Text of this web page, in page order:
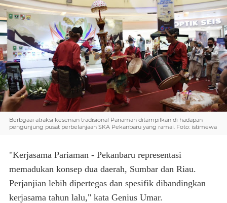
Berbgaai atraksi kesenian tradisional Pariaman ditampilkan di hadapan
pengunjung pusat perbelanjaan SKA Pekanbaru yang ramai. Foto: istimewa
"Kerjasama Pariaman - Pekanbaru representasi
memadukan konsep dua daerah, Sumbar dan Riau.
Perjanjian lebih dipertegas dan spesifik dibandingkan
kerjasama tahun lalu," kata Genius Umar.